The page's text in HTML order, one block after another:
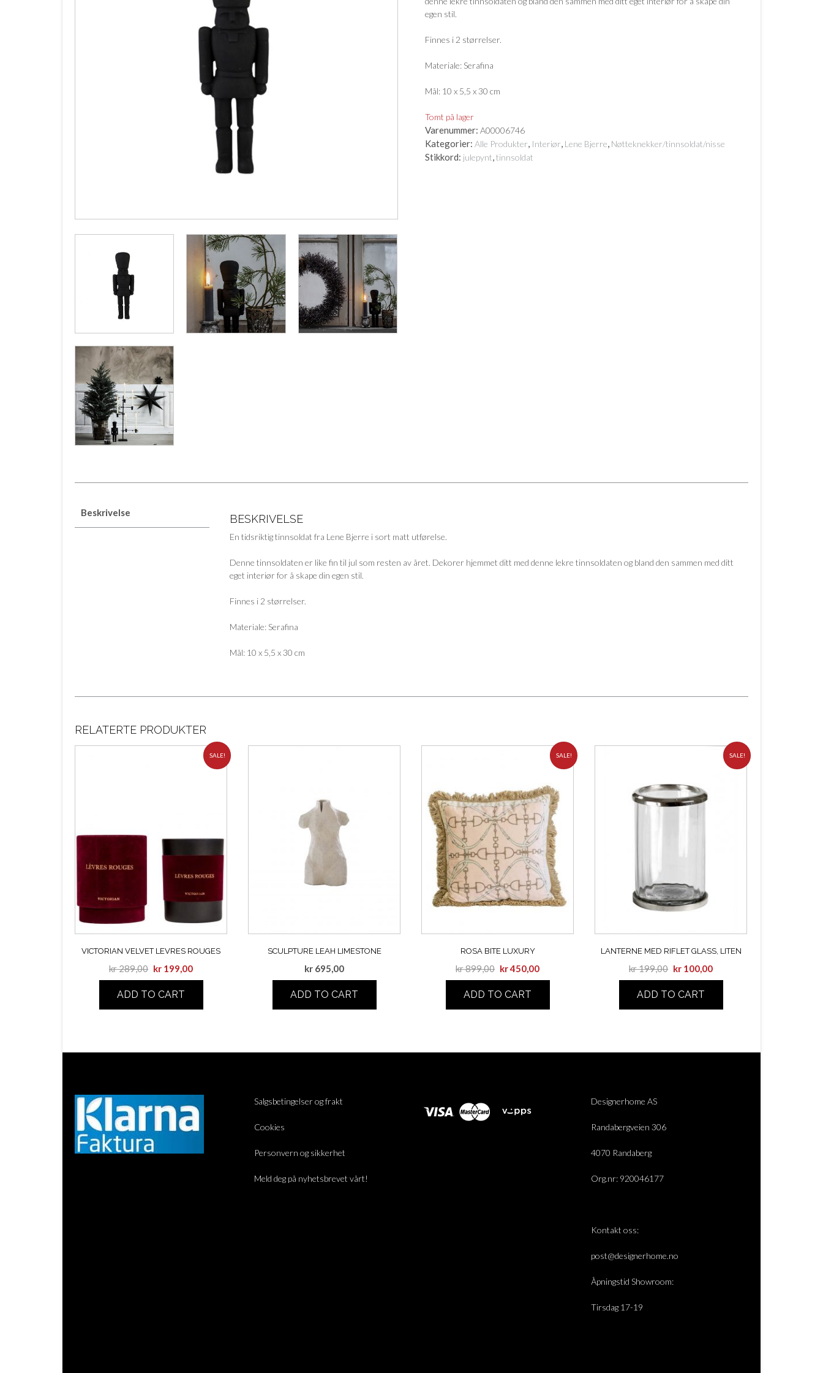
egen stil.
Finnes i 2 størrelser.
Materiale: Serafina
Mål: 10 x 5,5 x 30 cm
Tomt på lager
Varenummer: A00006746
Kategorier: Alle Produkter, Interiør, Lene Bjerre, Nøtteknekker/tinnsoldat/nisse
Stikkord: julepynt,tinnsoldat
Beskrivelse BESKRIVELSE
En tidsriktig tinnsoldat fra Lene Bjerre i sort matt utførelse.
Denne tinnsoldaten er like fin til jul som resten av året. Dekorer hjemmet ditt med denne lekre tinnsoldaten og bland den sammen med ditt
eget interiør for å skape din egen stil.
Finnes i 2 størrelser.
Materiale: Serafina
Mål: 10 x 5,5 x 30 cm
RELATERTE PRODUKTER
SALE!
VICTORIAN VELVET LEVRES ROUGES
kr289,00 kr 199,00
ADD TO CART
SCULPTURE LEAH LIMESTONE
kr 695,00
ADD TO CART
SALE!
ROSA BITE LUXURY
kr899,00 kr450,00
ADD TO CART
SALE!
LANTERNE MED RIFLET GLASS, LITEN
kr199,00 kr 100,00
ADD TO CART
Salgsbetingelser og frakt
Cookies
Personvern og sikkerhet
Meld deg på nyhetsbrevet vårt!
Designerhome AS
Randabergveien 306
4070 Randaberg
Org.nr: 920046177
Kontakt oss:
post@designerhome.no
Åpningstid Showroom:
Tirsdag 17-19